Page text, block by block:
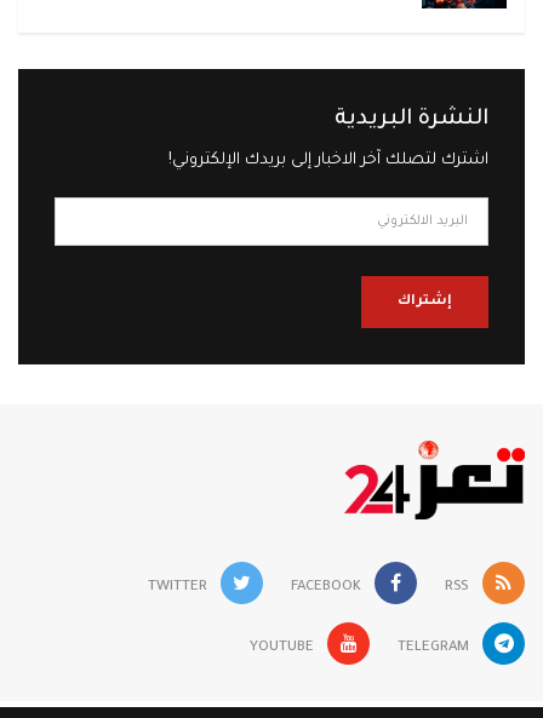
النشرة البريدية
اشترك لتصلك آخر الاخبار إلى بريدك الإلكتروني!
إشتراك
RSS
FACEBOOK
TWITTER
TELEGRAM
YOUTUBE